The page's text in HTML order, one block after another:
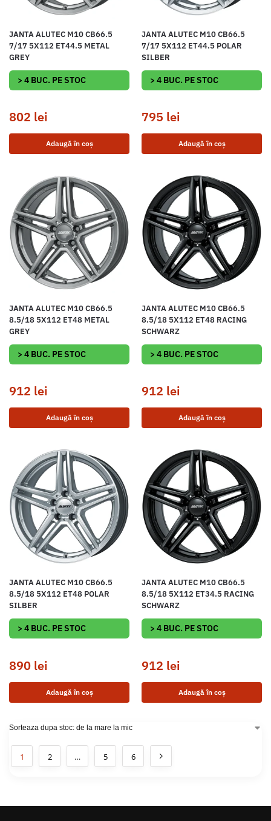
JANTA ALUTEC M10 CB66.5
7/17 5X112 ET44.5 METAL
GREY
> 4 BUC. PE STOC
802 lei
Adaugă în coș
JANTA ALUTEC M10 CB66.5
7/17 5X112 ET44.5 POLAR
SILBER
> 4 BUC. PE STOC
795 lei
Adaugă în coș
JANTA ALUTEC M10 CB66.5
8.5/18 5X112 ET48 METAL
GREY
> 4 BUC. PE STOC
912 lei
Adaugă în coș
JANTA ALUTEC M10 CB66.5
8.5/18 5X112 ET48 RACING
SCHWARZ
> 4 BUC. PE STOC
912 lei
Adaugă în coș
JANTA ALUTEC M10 CB66.5
8.5/18 5X112 ET48 POLAR
SILBER
> 4 BUC. PE STOC
890 lei
Adaugă în coș
JANTA ALUTEC M10 CB66.5
8.5/18 5X112 ET34.5 RACING
SCHWARZ
> 4 BUC. PE STOC
912 lei
Adaugă în coș
1 2 … 5 6